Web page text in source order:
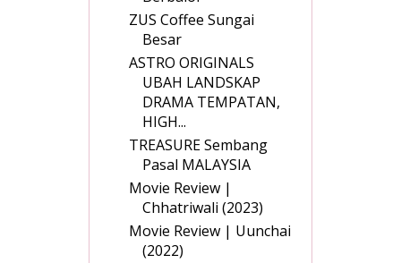
ZUS Coffee Sungai
Besar
ASTRO ORIGINALS
UBAH LANDSKAP
DRAMA TEMPATAN,
HIGH...
TREASURE Sembang
Pasal MALAYSIA
Movie Review |
Chhatriwali (2023)
Movie Review | Uunchai
(2022)